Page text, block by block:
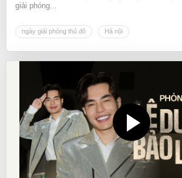
giải phóng...
ngày giải phóng thủ đô Hà nội